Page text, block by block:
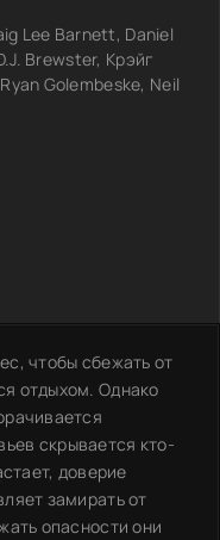
Lee Barnett, Daniel
Brewster, Крэйг
Golembeske, Neil
чтобы сбежать от
отдыхом. Однако
скрывается кто-
доверие
замирать от
опасности они